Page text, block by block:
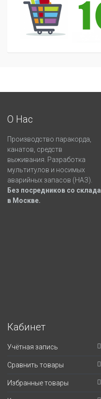
О Нас
Производство паракорда,
канатов, средств
выживания. Разработка
мультитулов и носимых
аварийных запасов (НАЗ).
Без посредников со склада
в Москве.
Кабинет
Учётная запись
Сравнить товары
Избранные товары